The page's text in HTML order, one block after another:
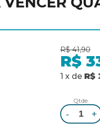
R$ 41,90
R$
1 x de R$
Qtde.
- +